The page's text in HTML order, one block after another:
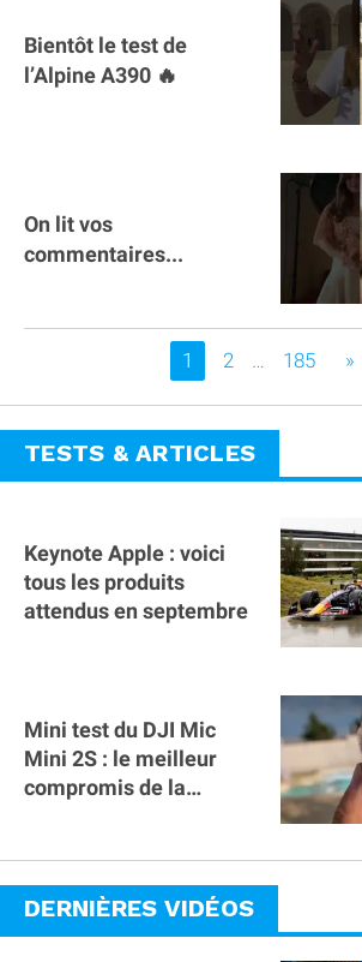
Bientôt le test de
l’Alpine A390 🔥
On lit vos
commentaires...
Vous êtes sur la page
1 2 … 185 »
TESTS & ARTICLES
Keynote Apple : voici
tous les produits
attendus en septembre
Mini test du DJI Mic
Mini 2S : le meilleur
compromis de la
DERNIÈRES VIDÉOS